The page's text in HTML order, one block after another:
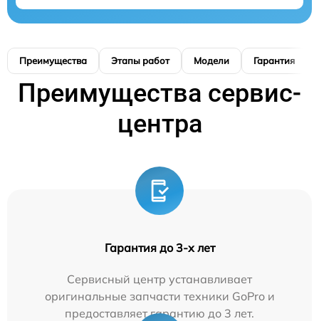
Преимущества Этапы работ Модели Гарантия
Преимущества сервис-
центра
Гарантия до 3-х лет
Сервисный центр устанавливает
оригинальные запчасти техники GoPro и
предоставляет гарантию до 3 лет.